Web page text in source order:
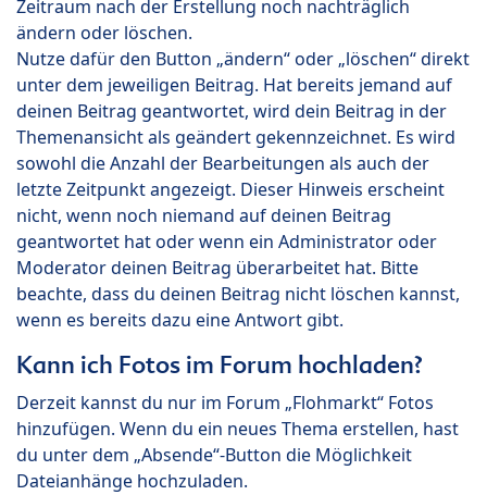
Zeitraum nach der Erstellung noch nachträglich
ändern oder löschen.
Nutze dafür den Button „ändern“ oder „löschen“ direkt
unter dem jeweiligen Beitrag. Hat bereits jemand auf
deinen Beitrag geantwortet, wird dein Beitrag in der
Themenansicht als geändert gekennzeichnet. Es wird
sowohl die Anzahl der Bearbeitungen als auch der
letzte Zeitpunkt angezeigt. Dieser Hinweis erscheint
nicht, wenn noch niemand auf deinen Beitrag
geantwortet hat oder wenn ein Administrator oder
Moderator deinen Beitrag überarbeitet hat. Bitte
beachte, dass du deinen Beitrag nicht löschen kannst,
wenn es bereits dazu eine Antwort gibt.
Kann ich Fotos im Forum hochladen?
Derzeit kannst du nur im Forum „Flohmarkt“ Fotos
hinzufügen. Wenn du ein neues Thema erstellen, hast
du unter dem „Absende“-Button die Möglichkeit
Dateianhänge hochzuladen.